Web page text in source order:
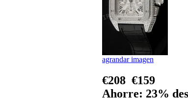
agrandar imagen
€208 €159
Ahorre: 23%